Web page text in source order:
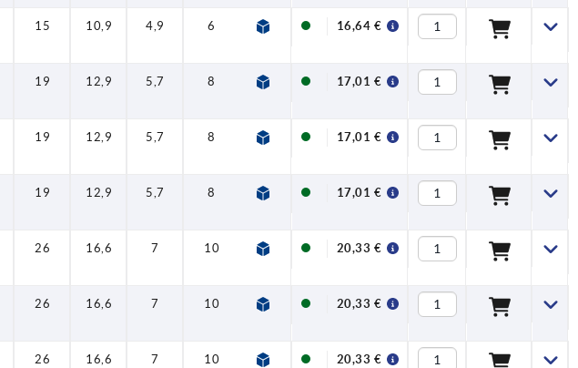
15 10,9 4,9 6 10 8
16,64 €
19 12,9 5,7 8 12 5
17,01 €
19 12,9 5,7 8 12 5
17,01 €
19 12,9 5,7 8 12 5
17,01 €
26 16,6 7 10 16 15
20,33 €
26 16,6 7 10 16 15
20,33 €
26 16,6 7 10 16 15
20,33 €